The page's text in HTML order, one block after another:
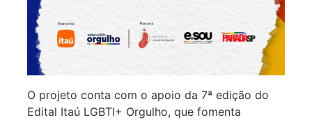
O projeto conta com o apoio da 7ª edição do
Edital Itaú LGBTI+ Orgulho, que fomenta